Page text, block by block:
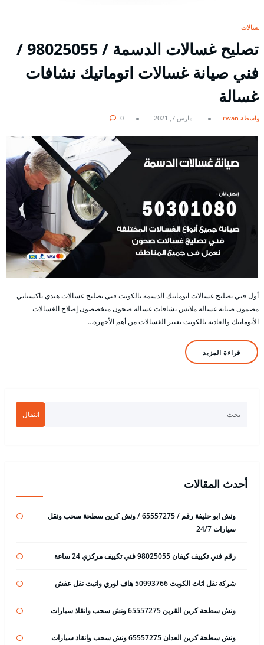
غسالات
تصليح غسالات الدسمة / 98025055 /
فني صيانة غسالات اتوماتيك نشافات
غسالة
بواسطة rwan مارس 7, 2021 0
أول فني تصليح غسالات اتوماتيك الدسمة بالكويت قني تصليح غسالات هندي باكستاني
مضمون صيانة غسالة ملابس نشافات غسالة صحون متخصصون إصلاح الغسالات
الأتوماتيك والعادية بالكويت تعتبر الغسالات من أهم الأجهزة…
قراءة المزيد
انتقال
أحدث المقالات
ونش ابو حليفة رقم / 65557275 / ونش كرين سطحة سحب ونقل
سيارات 24/7
رقم فني تكييف كيفان 98025055 فني تكييف مركزي 24 ساعة
شركة نقل اثاث الكويت 50993766 هاف لوري وانيت نقل عفش
ونش سطحة كرين القرين 65557275 ونش سحب وانقاذ سيارات
ونش سطحة كرين العدان 65557275 ونش سحب وانقاذ سيارات